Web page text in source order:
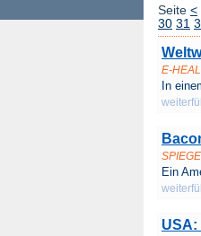
Seite <
30 31
E-
In
Ein